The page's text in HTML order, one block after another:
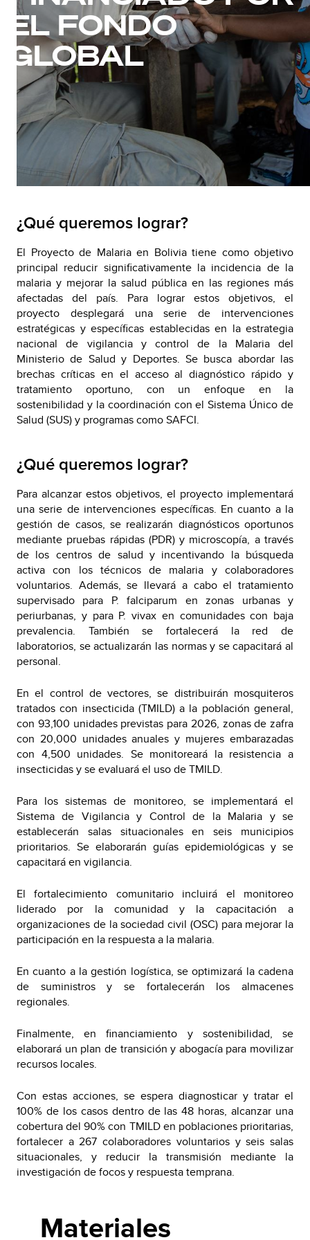
EL FONDO
GLOBAL
¿Qué queremos lograr?
El Proyecto de Malaria en Bolivia tiene como objetivo
principal reducir significativamente la incidencia de la
malaria y mejorar la salud pública en las regiones más
afectadas del país. Para lograr estos objetivos, el
proyecto desplegará una serie de intervenciones
estratégicas y específicas establecidas en la estrategia
nacional de vigilancia y control de la Malaria del
Ministerio de Salud y Deportes. Se busca abordar las
brechas críticas en el acceso al diagnóstico rápido y
tratamiento oportuno, con un enfoque en la
sostenibilidad y la coordinación con el Sistema Único de
Salud (SUS) y programas como SAFCI.
¿Qué queremos lograr?
Para alcanzar estos objetivos, el proyecto implementará
una serie de intervenciones específicas. En cuanto a la
gestión de casos, se realizarán diagnósticos oportunos
mediante pruebas rápidas (PDR) y microscopía, a través
de los centros de salud y incentivando la búsqueda
activa con los técnicos de malaria y colaboradores
voluntarios. Además, se llevará a cabo el tratamiento
supervisado para P. falciparum en zonas urbanas y
periurbanas, y para P. vivax en comunidades con baja
prevalencia. También se fortalecerá la red de
laboratorios, se actualizarán las normas y se capacitará al
personal.
En el control de vectores, se distribuirán mosquiteros
tratados con insecticida (TMILD) a la población general,
con 93,100 unidades previstas para 2026, zonas de zafra
con 20,000 unidades anuales y mujeres embarazadas
con 4,500 unidades. Se monitoreará la resistencia a
insecticidas y se evaluará el uso de TMILD.
Para los sistemas de monitoreo, se implementará el
Sistema de Vigilancia y Control de la Malaria y se
establecerán salas situacionales en seis municipios
prioritarios. Se elaborarán guías epidemiológicas y se
capacitará en vigilancia.
El fortalecimiento comunitario incluirá el monitoreo
liderado por la comunidad y la capacitación a
organizaciones de la sociedad civil (OSC) para mejorar la
participación en la respuesta a la malaria.
En cuanto a la gestión logística, se optimizará la cadena
de suministros y se fortalecerán los almacenes
regionales.
Finalmente, en financiamiento y sostenibilidad, se
elaborará un plan de transición y abogacía para movilizar
recursos locales.
Con estas acciones, se espera diagnosticar y tratar el
100% de los casos dentro de las 48 horas, alcanzar una
cobertura del 90% con TMILD en poblaciones prioritarias,
fortalecer a 267 colaboradores voluntarios y seis salas
situacionales, y reducir la transmisión mediante la
investigación de focos y respuesta temprana.
Materiales